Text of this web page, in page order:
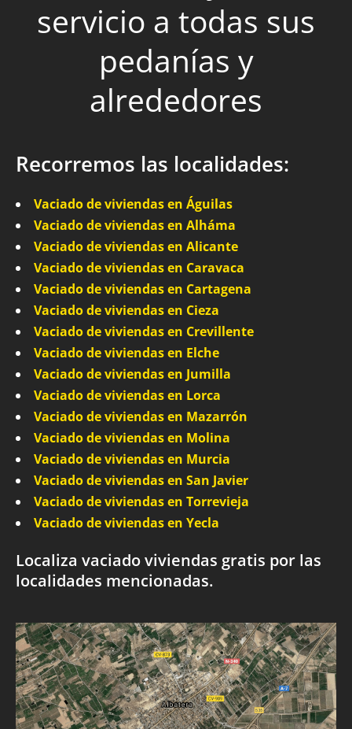
servicio a todas sus
pedanías y
alrededores
Recorremos las localidades:
Vaciado de viviendas en Águilas
Vaciado de viviendas en Alháma
Vaciado de viviendas en Alicante
Vaciado de viviendas en Caravaca
Vaciado de viviendas en Cartagena
Vaciado de viviendas en Cieza
Vaciado de viviendas en Crevillente
Vaciado de viviendas en Elche
Vaciado de viviendas en Jumilla
Vaciado de viviendas en Lorca
Vaciado de viviendas en Mazarrón
Vaciado de viviendas en Molina
Vaciado de viviendas en Murcia
Vaciado de viviendas en San Javier
Vaciado de viviendas en Torrevieja
Vaciado de viviendas en Yecla
Localiza vaciado viviendas gratis por las
localidades mencionadas.